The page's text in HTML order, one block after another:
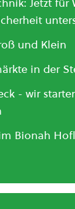
und Klein
in der
- wir
Bionah